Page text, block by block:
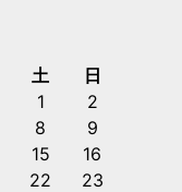
土
日
1
2
8
9
15
16
22
23